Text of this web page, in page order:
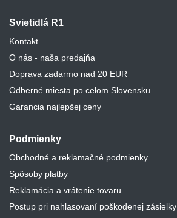
Svietidlá R1
Kontakt
O nás - naša predajňa
Doprava zadarmo nad 20 EUR
Odberné miesta po celom Slovensku
Garancia najlepšej ceny
Podmienky
Obchodné a reklamačné podmienky
Spôsoby platby
Reklamácia a vrátenie tovaru
Postup pri nahlasovaní poškodenej zásielky